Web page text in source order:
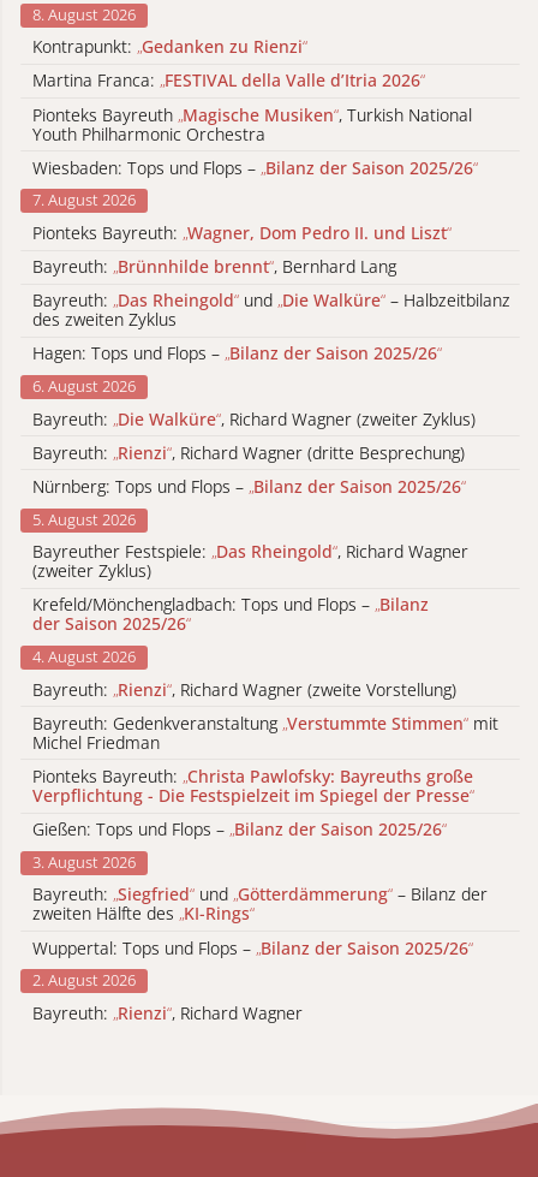
8. August 2026
Kontrapunkt: „Gedanken zu Rienzi“
Martina Franca: „FESTIVAL della Valle d’Itria 2026“
Pionteks Bayreuth „Magische Musiken“, Turkish National
Youth Philharmonic Orchestra
Wiesbaden: Tops und Flops – „Bilanz der Saison 2025/26“
7. August 2026
Pionteks Bayreuth: „Wagner, Dom Pedro II. und Liszt“
Bayreuth: „Brünnhilde brennt“, Bernhard Lang
Bayreuth: „Das Rheingold“ und „Die Walküre“ – Halbzeitbilanz
des zweiten Zyklus
Hagen: Tops und Flops – „Bilanz der Saison 2025/26“
6. August 2026
Bayreuth: „Die Walküre“, Richard Wagner (zweiter Zyklus)
Bayreuth: „Rienzi“, Richard Wagner (dritte Besprechung)
Nürnberg: Tops und Flops – „Bilanz der Saison 2025/26“
5. August 2026
Bayreuther Festspiele: „Das Rheingold“, Richard Wagner
(zweiter Zyklus)
Krefeld/Mönchengladbach: Tops und Flops – „Bilanz
der Saison 2025/26“
4. August 2026
Bayreuth: „Rienzi“, Richard Wagner (zweite Vorstellung)
Bayreuth: Gedenkveranstaltung „Verstummte Stimmen“ mit
Michel Friedman
Pionteks Bayreuth: „Christa Pawlofsky: Bayreuths große
Verpflichtung - Die Festspielzeit im Spiegel der Presse“
Gießen: Tops und Flops – „Bilanz der Saison 2025/26“
3. August 2026
Bayreuth: „Siegfried“ und „Götterdämmerung“ – Bilanz der
zweiten Hälfte des „KI-Rings“
Wuppertal: Tops und Flops – „Bilanz der Saison 2025/26“
2. August 2026
Bayreuth: „Rienzi“, Richard Wagner